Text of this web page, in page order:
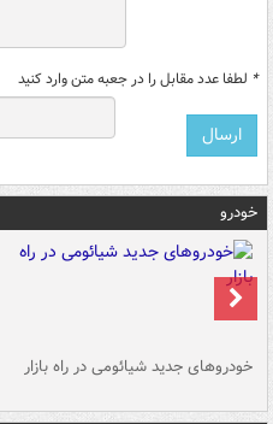
* لطفا عدد مقابل را در جعبه متن وارد کنید
خودرو
خودروهای جدید شیائومی در راه بازار